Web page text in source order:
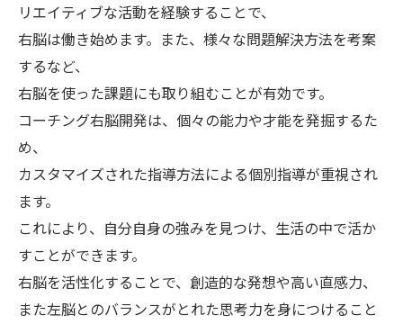
リエイティブな活動を経験することで、
右脳は働き始めます。また、様々な問題解決方法を考案
するなど、
右脳を使った課題にも取り組むことが有効です。
コーチング右脳開発は、個々の能力や才能を発掘するた
め、
カスタマイズされた指導方法による個別指導が重視され
ます。
これにより、自分自身の強みを見つけ、生活の中で活か
すことができます。
右脳を活性化することで、創造的な発想や高い直感力、
また左脳とのバランスがとれた思考力を身につけること